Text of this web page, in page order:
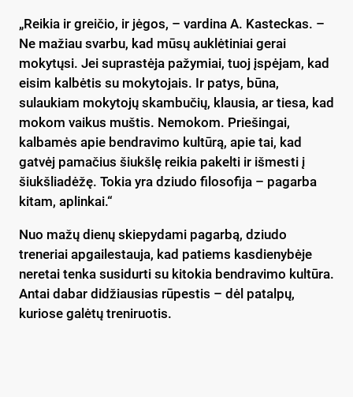
„Reikia ir greičio, ir jėgos, – vardina A. Kasteckas. –
Ne mažiau svarbu, kad mūsų auklėtiniai gerai
mokytųsi. Jei suprastėja pažymiai, tuoj įspėjam, kad
eisim kalbėtis su mokytojais. Ir patys, būna,
sulaukiam mokytojų skambučių, klausia, ar tiesa, kad
mokom vaikus muštis. Nemokom. Priešingai,
kalbamės apie bendravimo kultūrą, apie tai, kad
gatvėj pamačius šiukšlę reikia pakelti ir išmesti į
šiukšliadėžę. Tokia yra dziudo filosofija – pagarba
kitam, aplinkai.“
Nuo mažų dienų skiepydami pagarbą, dziudo
treneriai apgailestauja, kad patiems kasdienybėje
neretai tenka susidurti su kitokia bendravimo kultūra.
Antai dabar didžiausias rūpestis – dėl patalpų,
kuriose galėtų treniruotis.